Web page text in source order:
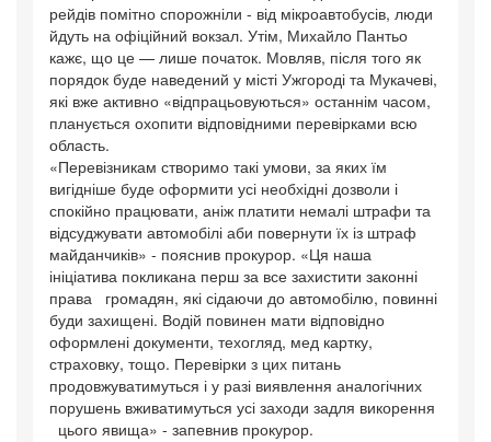
рейдів помітно спорожніли - від мікроавтобусів, люди
йдуть на офіційний вокзал. Утім, Михайло Пантьо
кажє, що це — лише початок. Мовляв, після того як
порядок буде наведений у місті Ужгороді та Мукачеві,
які вже активно «відпрацьовуються» останнім часом,
планується охопити відповідними перевірками всю
область.
«Перевізникам створимо такі умови, за яких їм
вигідніше буде оформити усі необхідні дозволи і
спокійно працювати, аніж платити немалі штрафи та
відсуджувати автомобілі аби повернути їх із штраф
майданчиків» - пояснив прокурор. «Ця наша
ініціатива покликана перш за все захистити законні
права громадян, які сідаючи до автомобілю, повинні
буди захищені. Водій повинен мати відповідно
оформлені документи, техогляд, мед картку,
страховку, тощо. Перевірки з цих питань
продовжуватимуться і у разі виявлення аналогічних
порушень вживатимуться усі заходи задля викорення
цього явища» - запевнив прокурор.